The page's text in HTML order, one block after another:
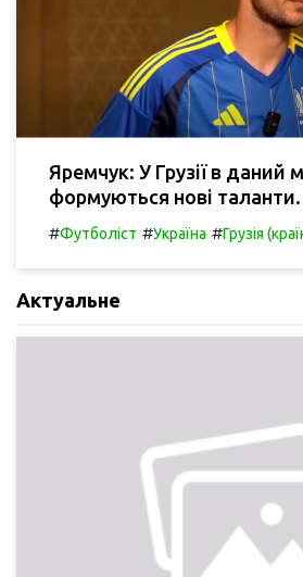
Яремчук: У Грузії в даний
формуються нові таланти.
#Футболіст #Україна #Грузія
Актуальне